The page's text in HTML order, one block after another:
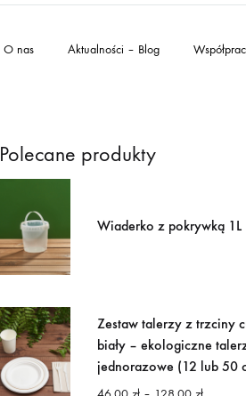
O nas Aktualności – Blog
Polecane produkty
Wiaderko z pokrywką 1L
Zestaw talerzy z trzciny
biały – ekologiczne
jednorazowe (12 lub 50
Zakres